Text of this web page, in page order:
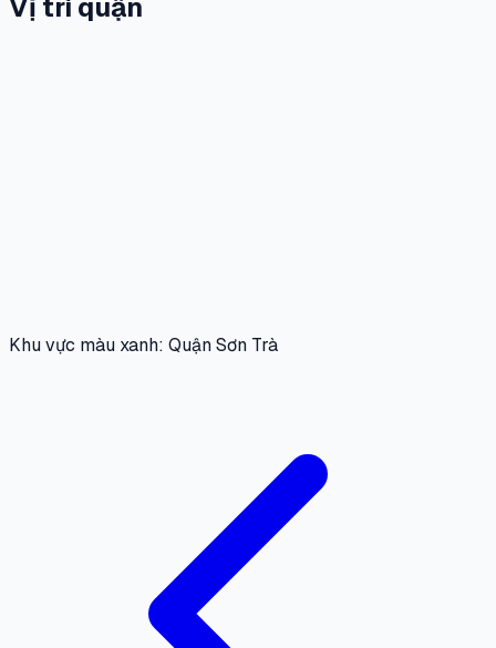
Vị trí quận
Khu vực màu xanh: Quận Sơn Trà